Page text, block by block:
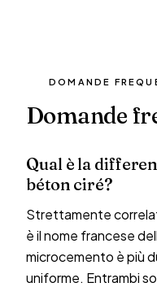
DOMANDE
Domande
Qual è la
béton ciré?
Strettamente
è il nome francese
microcemento è più
uniforme. Entrambi